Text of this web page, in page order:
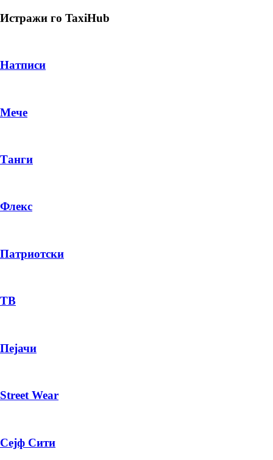
PRODUCT
ПЛАТИ ПРИ ДОСТАВА ВО КЕШ
Истражи го TaxiHub
Натписи
Мече
Танги
Флекс
Патриотски
ТВ
Пејачи
Street Wear
Сејф Сити